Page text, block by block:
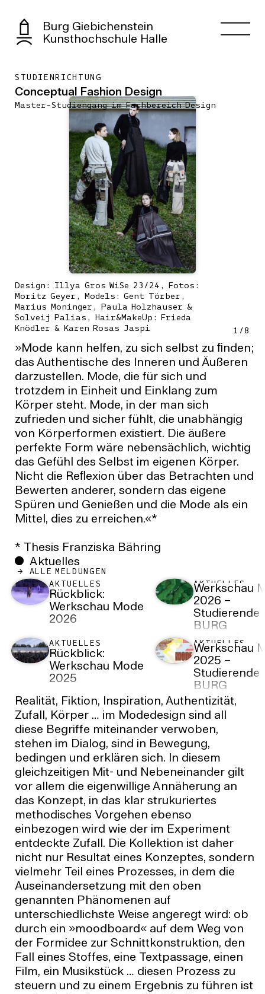
Burg Giebichenstein
Kunsthochschule Halle
STUDIENRICHTUNG
Conceptual Fashion Design
Master-Studiengang im Fachbereich Design
1 /8
Design: Illya Gros WiSe 23/24, Fotos:
Moritz Geyer, Models: Gent Törber,
Marius Moninger, Paula Holzhauser &
Solveij Palias, Hair&MakeUp: Frieda
Knödler & Karen Rosas Jaspi
»Mode kann helfen, zu sich selbst zu ﬁnden;
das Authentische des Inneren und Äußeren
darzustellen. Mode, die für sich und
trotzdem in Einheit und Einklang zum
Körper steht. Mode, in der man sich
zufrieden und sicher fühlt, die unabhängig
von Körperformen existiert. Die äußere
perfekte Form wäre nebensächlich, wichtig
das Gefühl des Selbst im eigenen Körper.
Nicht die Reﬂexion über das Betrachten und
Bewerten anderer, sondern das eigene
Spüren und Genießen und die Mode als ein
Mittel, dies zu erreichen.«*
* Thesis Franziska Bähring
Aktuelles
ALLE MELDUNGEN
AKTUELLES
Rückblick:
Werkschau Mode
2026
AKTUELLES
Werkschau
2026 –
Studierende
BURG
Kollektionen
einer
zur
im
Eisdom in
(Saale)
AKTUELLES
Rückblick:
Werkschau Mode
2025
AKTUELLES
Werkschau
2025 –
Studierende
BURG
Kollektionen
einer
zur
Realität, Fiktion, Inspiration, Authentizität,
Zufall, Körper … im Modedesign sind all
diese Begriffe miteinander verwoben,
stehen im Dialog, sind in Bewegung,
bedingen und erklären sich. In diesem
gleichzeitigen Mit- und Nebeneinander gilt
vor allem die eigenwillige Annäherung an
das Konzept, in das klar strukuriertes
methodisches Vorgehen ebenso
einbezogen wird wie der im Experiment
entdeckte Zufall. Die Kollektion ist daher
nicht nur Resultat eines Konzeptes, sondern
vielmehr Teil eines Prozesses, in dem die
Auseinandersetzung mit den oben
genannten Phänomenen auf
unterschiedlichste Weise angeregt wird: ob
durch ein »moodboard« auf dem Weg von
der Formidee zur Schnittkonstruktion, den
Fall eines Stoffes, eine Textpassage, einen
Film, ein Musikstück … diesen Prozess zu
steuern und zu einem Ergebnis zu führen ist